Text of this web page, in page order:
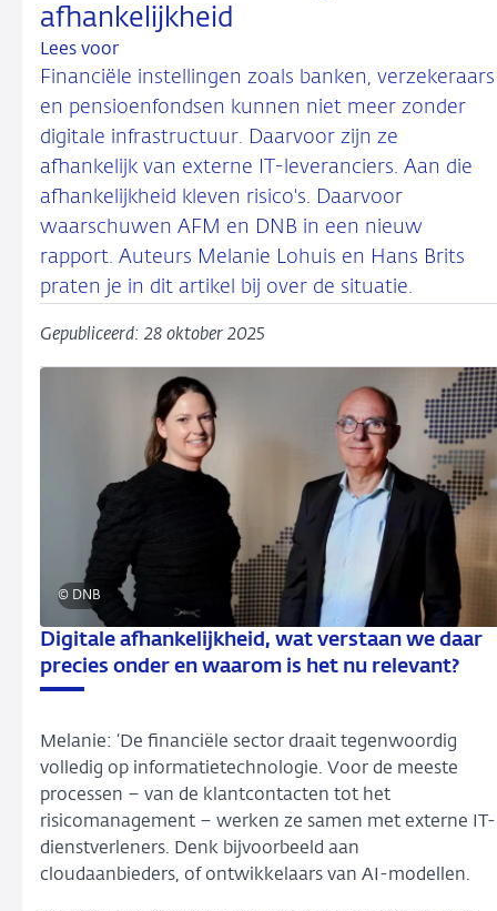
afhankelijkheid
Lees voor
Financiële instellingen zoals banken, verzekeraars
en pensioenfondsen kunnen niet meer zonder
digitale infrastructuur. Daarvoor zijn ze
afhankelijk van externe IT-leveranciers. Aan die
afhankelijkheid kleven risico's. Daarvoor
waarschuwen AFM en DNB in een nieuw
rapport. Auteurs Melanie Lohuis en Hans Brits
praten je in dit artikel bij over de situatie.
Gepubliceerd: 28 oktober 2025
© DNB
Digitale afhankelijkheid, wat verstaan we daar
precies onder en waarom is het nu relevant?
Melanie: ‘De financiële sector draait tegenwoordig
volledig op informatietechnologie. Voor de meeste
processen – van de klantcontacten tot het
risicomanagement – werken ze samen met externe IT-
dienstverleners. Denk bijvoorbeeld aan
cloudaanbieders, of ontwikkelaars van AI-modellen.